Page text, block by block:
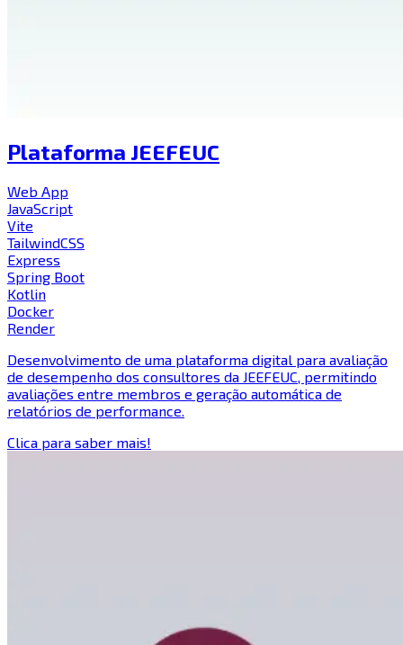
Plataforma JEEFEUC
Web App
JavaScript
Vite
TailwindCSS
Express
Spring Boot
Kotlin
Docker
Render
Desenvolvimento de uma plataforma digital para avaliação
de desempenho dos consultores da JEEFEUC, permitindo
avaliações entre membros e geração automática de
relatórios de performance.
Clica para saber mais!